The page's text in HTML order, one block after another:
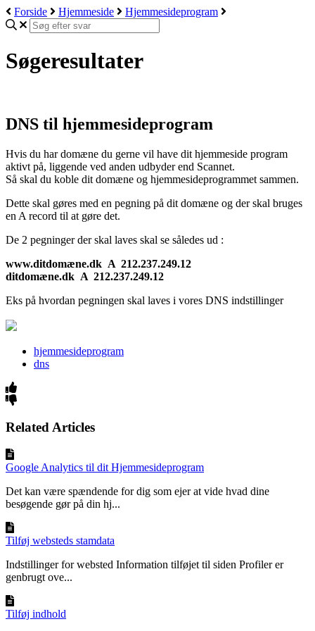
Forside Hjemmeside Hjemmesideprogram
Søgeresultater
DNS til hjemmesideprogram
Hvis du har domæne du gerne vil have dit hjemmeside program
aktivt på, liggende ved anden udbyder end Scannet.
Så skal du koble dit domæne og hjemmesideprogrammet sammen.
Dette skal gøres med en pegning på dit domæne og der skal bruges
en A record til at gøre det.
De 2 pegninger der skal laves skal se således ud :
www.ditdomæne.dk A 212.237.249.12
ditdomæne.dk A 212.237.249.12
Eks på hvordan pegningen skal laves i vores DNS indstillinger
hjemmesideprogram
dns
Related Articles
Google Analytics til dit Hjemmesideprogram
Det kan være spændende for dig som ejer at vide hvad dine
besøgende gør på din hj...
Tilføj websteds stamdata
Indstillinger for websted Information tilføjet til siden Profiler er
genbrugt ove...
Tilføj indhold